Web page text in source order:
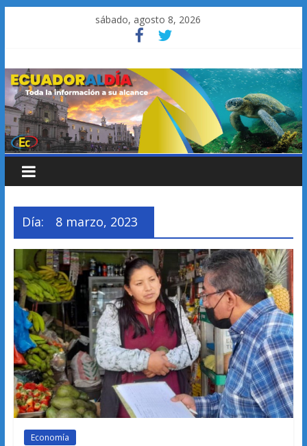
sábado, agosto 8, 2026
Día: 8 marzo, 2023
Economía